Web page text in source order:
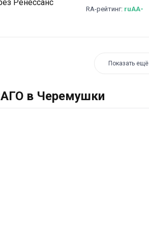
RA-рейтинг: ruAA-
Показать ещё
в Черемушки